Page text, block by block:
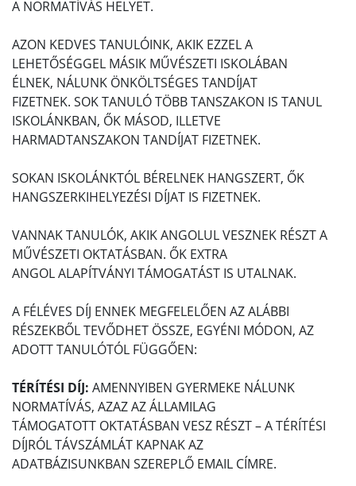
A NORMATÍVÁS HELYET.
AZON KEDVES TANULÓINK, AKIK EZZEL A
LEHETŐSÉGGEL MÁSIK MŰVÉSZETI ISKOLÁBAN
ÉLNEK, NÁLUNK ÖNKÖLTSÉGES TANDÍJAT
FIZETNEK. SOK TANULÓ TÖBB TANSZAKON IS TANUL
ISKOLÁNKBAN, ŐK MÁSOD, ILLETVE
HARMADTANSZAKON TANDÍJAT FIZETNEK.
SOKAN ISKOLÁNKTÓL BÉRELNEK HANGSZERT, ŐK
HANGSZERKIHELYEZÉSI DÍJAT IS FIZETNEK.
VANNAK TANULÓK, AKIK ANGOLUL VESZNEK RÉSZT A
MŰVÉSZETI OKTATÁSBAN. ŐK EXTRA
ANGOL ALAPÍTVÁNYI TÁMOGATÁST IS UTALNAK.
A FÉLÉVES DÍJ ENNEK MEGFELELŐEN AZ ALÁBBI
RÉSZEKBŐL TEVŐDHET ÖSSZE, EGYÉNI MÓDON, AZ
ADOTT TANULÓTÓL FÜGGŐEN:
TÉRÍTÉSI DÍJ: AMENNYIBEN GYERMEKE NÁLUNK
NORMATÍVÁS, AZAZ AZ ÁLLAMILAG
TÁMOGATOTT OKTATÁSBAN VESZ RÉSZT – A TÉRÍTÉSI
DÍJRÓL TÁVSZÁMLÁT KAPNAK AZ
ADATBÁZISUNKBAN SZEREPLŐ EMAIL CÍMRE.